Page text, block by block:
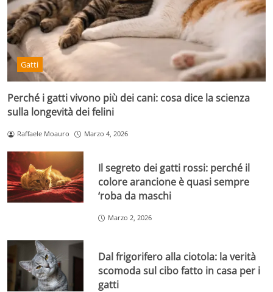
Gatti
Perché i gatti vivono più dei cani: cosa dice la scienza
sulla longevità dei felini
Raffaele Moauro Marzo 4, 2026
Il segreto dei gatti rossi: perché il
colore arancione è quasi sempre
‘roba da maschi
Marzo 2, 2026
Dal frigorifero alla ciotola: la verità
scomoda sul cibo fatto in casa per i
gatti